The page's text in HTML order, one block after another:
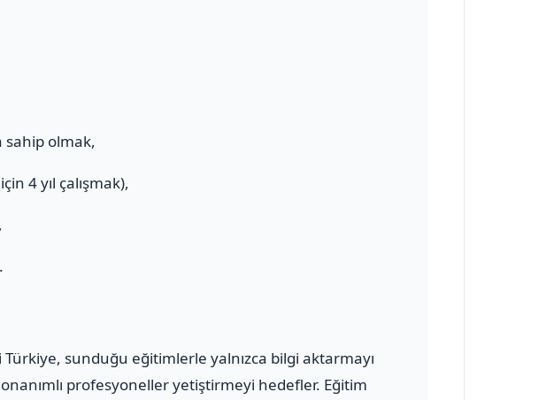
sahip olmak,
4 yıl çalışmak),
Türkiye, sunduğu eğitimlerle yalnızca bilgi aktarmayı
profesyoneller yetiştirmeyi hedefler. Eğitim